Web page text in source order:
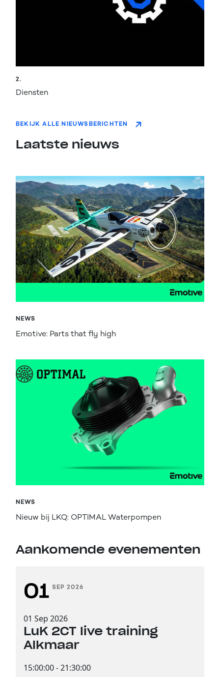
2.
Diensten
Laatste nieuws
BEKIJK ALLE NIEUWSBERICHTEN
NEWS
Emotive: Parts that fly high
NEWS
Nieuw bij LKQ: OPTIMAL Waterpompen
Aankomende evenementen
01 SEP 2026
01 Sep 2026
LuK 2CT live training
Alkmaar
15:00:00-21:30:00